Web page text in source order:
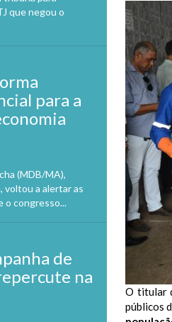
que negou o
para a
(MDB/MA),
voltou a alertar as
o congresso...
de
na
O titular
públicos